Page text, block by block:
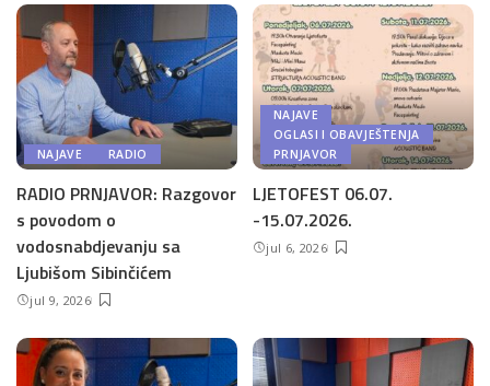
NAJAVE RADIO
RADIO PRNJAVOR: Razgovor
s povodom o
vodosnabdjevanju sa
Ljubišom Sibinčićem
jul 9, 2026
NAJAVE
OGLASI I OBAVJEŠTENJA
PRNJAVOR
LJETOFEST 06.07.
-15.07.2026.
jul 6, 2026